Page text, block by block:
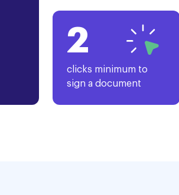
2
clicks minimum to
sign a document